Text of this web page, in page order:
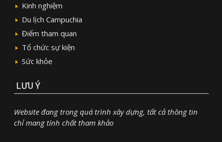
Kinh nghiệm
Du lịch Campuchia
Điểm tham quan
Tổ chức sự kiện
Sức khỏe
LƯU Ý
Website đang trong quá trình xây dựng, tất cả thông tin
chỉ mang tính chất tham khảo